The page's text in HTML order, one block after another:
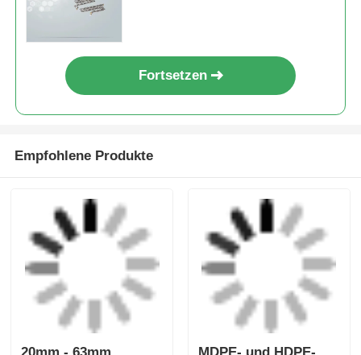
20mm - 63mm
Abzweig-
Rotationsschabwerkzeug
Elektroschweißwerkzeug
Anfrage absenden
Leichtgewichts-
Elektrofusionswerkzeug
Anfrage absenden
Einfache
Leichtgewicht-
Elektrofusionswerkzeuge
Ellenbogenklemme 20
Hauptelemente Mini-
Klemme 20 mm - 63
mm HDPE-Rohr-
Elektrofusionswerkzeuge